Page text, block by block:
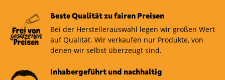
Beste Qualität zu fairen Preisen
Bei der Herstellerauswahl legen wir großen Wert
auf Qualität. Wir verkaufen nur Produkte, von
denen wir selbst überzeugt sind.
Inhabergeführt und nachhaltig